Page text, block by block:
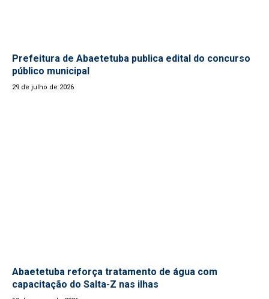
Prefeitura de Abaetetuba publica edital do concurso
público municipal
29 de julho de 2026
Abaetetuba reforça tratamento de água com
capacitação do Salta-Z nas ilhas